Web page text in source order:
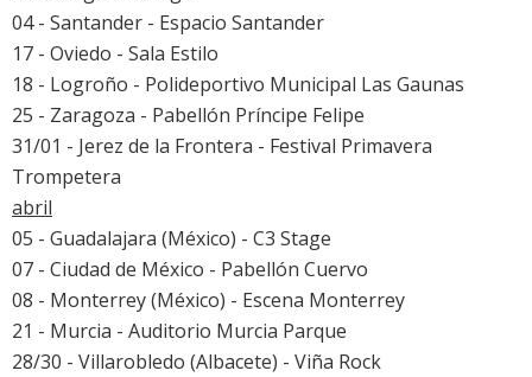
04 - Santander - Espacio Santander
17 - Oviedo - Sala Estilo
18 - Logroño - Polideportivo Municipal Las Gaunas
25 - Zaragoza - Pabellón Príncipe Felipe
31/01 - Jerez de la Frontera - Festival Primavera
Trompetera
abril
05 - Guadalajara (México) - C3 Stage
07 - Ciudad de México - Pabellón Cuervo
08 - Monterrey (México) - Escena Monterrey
21 - Murcia - Auditorio Murcia Parque
28/30 - Villarobledo (Albacete) - Viña Rock